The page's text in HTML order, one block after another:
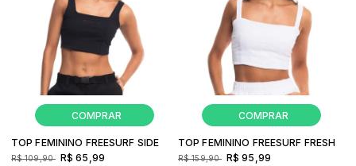
TOP FEMININO FREESURF SIDE
R$ 109,90 R$ 65,99
TOP FEMININO FREESURF FRESH
R$ 159,90 R$ 95,99